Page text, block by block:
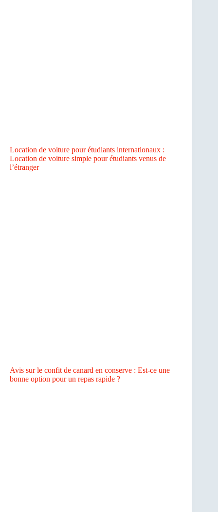
Location de voiture pour étudiants internationaux :
Location de voiture simple pour étudiants venus de
l’étranger
Avis sur le confit de canard en conserve : Est-ce une
bonne option pour un repas rapide ?